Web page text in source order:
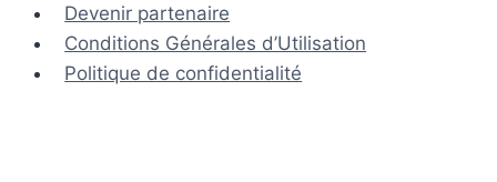
Devenir partenaire
Conditions Générales d’Utilisation
Politique de confidentialité